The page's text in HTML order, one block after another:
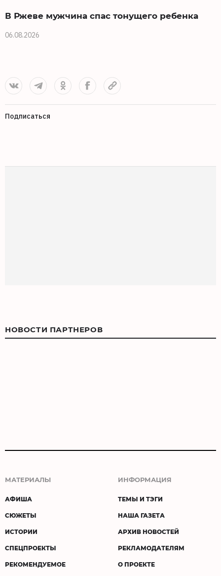
В Ржеве мужчина спас тонущего ребенка
06.08.2026
Подписаться
НОВОСТИ ПАРТНЕРОВ
МАТЕРИАЛЫ
АФИША
СЮЖЕТЫ
ИСТОРИИ
СПЕЦПРОЕКТЫ
РЕКОМЕНДУЕМОЕ
ИНФОРМАЦИЯ
ТЕМЫ И ТЭГИ
НАША ГАЗЕТА
АРХИВ НОВОСТЕЙ
РЕКЛАМОДАТЕЛЯМ
О ПРОЕКТЕ